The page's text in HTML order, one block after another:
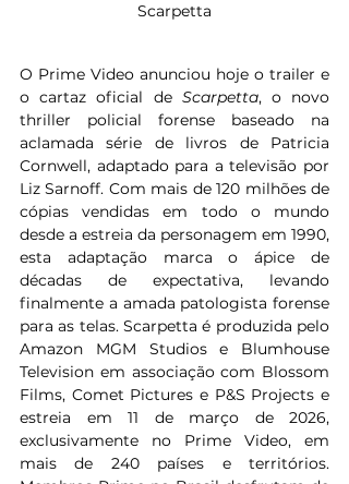
Scarpetta
O Prime Video anunciou hoje o trailer e
o cartaz oficial de Scarpetta, o novo
thriller policial forense baseado na
aclamada série de livros de Patricia
Cornwell, adaptado para a televisão por
Liz Sarnoff. Com mais de 120 milhões de
cópias vendidas em todo o mundo
desde a estreia da personagem em 1990,
esta adaptação marca o ápice de
décadas de expectativa, levando
finalmente a amada patologista forense
para as telas. Scarpetta é produzida pelo
Amazon MGM Studios e Blumhouse
Television em associação com Blossom
Films, Comet Pictures e P&S Projects e
estreia em 11 de março de 2026,
exclusivamente no Prime Video, em
mais de 240 países e territórios.